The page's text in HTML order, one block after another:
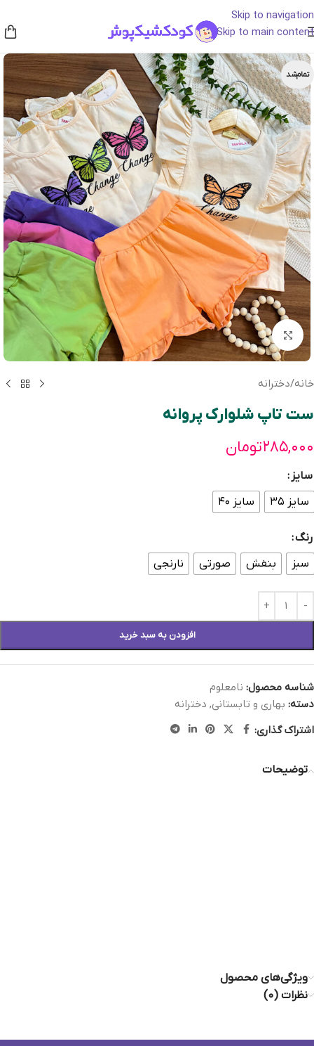
Skip to navigation
Skip to main content
تمام‌شد
بزرگنمایی تصویر
خانه/دخترانه
ست تاپ شلوارك پروانه
۲۸۵,۰۰۰تومان
سایز
سایز ۳۵
سایز ۴۰
رنگ
سبز
بنفش صورتي نارنجی
افزودن به سبد خرید
شناسه محصول: نامعلوم
دسته: بهاری و تابستانی, دخترانه
اشتراک گذاری:
توضیحات
ویژگی‌های محصول
نظرات (0)